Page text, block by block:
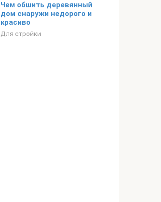
Чем обшить деревянный
дом снаружи недорого и
красиво
Для стройки